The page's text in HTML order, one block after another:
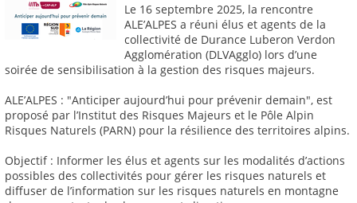
Le 16 septembre 2025, la rencontre
ALE’ALPES a réuni élus et agents de la
collectivité de Durance Luberon Verdon
Agglomération (DLVAgglo) lors d’une
soirée de sensibilisation à la gestion des risques majeurs.
ALE’ALPES : "Anticiper aujourd’hui pour prévenir demain", est
proposé par l’Institut des Risques Majeurs et le Pôle Alpin
Risques Naturels (PARN) pour la résilience des territoires alpins.
Objectif : Informer les élus et agents sur les modalités d’actions
possibles des collectivités pour gérer les risques naturels et
diffuser de l’information sur les risques naturels en montagne